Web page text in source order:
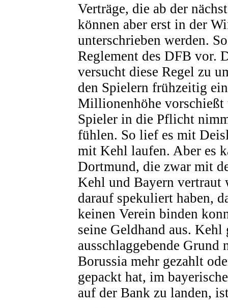
Verträge, die ab der
können aber erst in der
unterschrieben werden.
Reglement des DFB vor.
versucht diese Regel zu
den Spielern frühzeitig
Millionenhöhe vorschießt
Spieler in die Pflicht
fühlen. So lief es mit
mit Kehl laufen. Aber es
Dortmund, die zwar mit
Kehl und Bayern vertraut
darauf spekuliert haben,
keinen Verein binden
seine Geldhand aus.
ausschlaggebende Grund
Borussia mehr gezahlt
gepackt hat, im
auf der Bank zu landen,